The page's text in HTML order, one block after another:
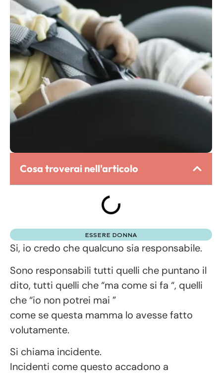
Cosa troverai nell'articolo
ESSERE DONNA
Si, io credo che qualcuno sia responsabile.
Sono responsabili tutti quelli che puntano il
dito, tutti quelli che “ma come si fa “, quelli
che “io non potrei mai ”
come se questa mamma lo avesse fatto
volutamente.
Si chiama incidente.
Incidenti come questo accadono a